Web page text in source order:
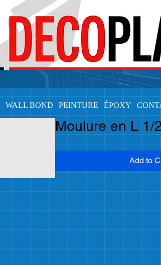
WALL BOND PEINTURE ÉPOXY
Moulure en L 1/
Add to